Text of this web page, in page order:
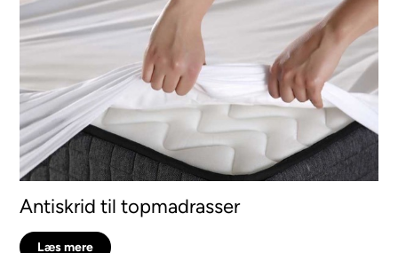
Antiskrid til topmadrasser
Læs mere